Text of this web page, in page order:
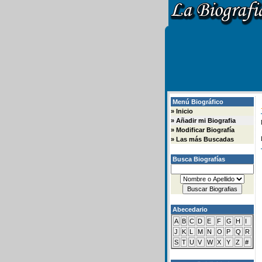
Menú Biográfico
» Inicio
» Añadir mi Biografia
» Modificar Biografía
» Las más Buscadas
Busca Biografías
Abecedario
A B C D E F G H
I
J
K L M N O P Q
R
S T U V W X Y Z #